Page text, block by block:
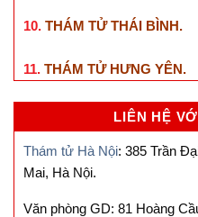
10. THÁM TỬ THÁI BÌNH .
11. THÁM TỬ HƯNG YÊN .
LIÊN HỆ
Thám tử Hà Nội: 385 Trần
Mai, Hà Nội.
Văn phòng GD: 81 Hoàng